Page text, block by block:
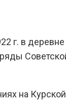
г. в
на